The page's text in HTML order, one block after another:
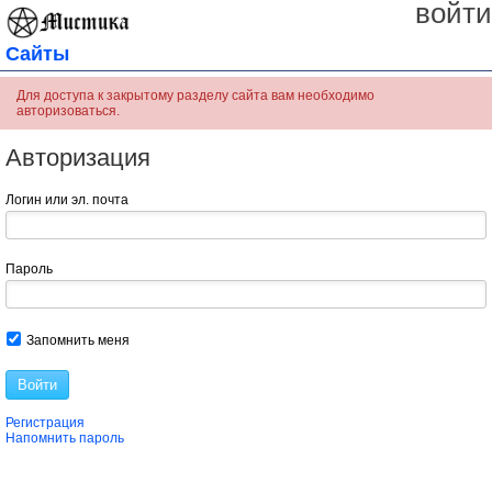
войти
Сайты
Для доступа к закрытому разделу сайта вам необходимо
авторизоваться.
Авторизация
Логин или эл. почта
Пароль
Запомнить меня
Войти
Регистрация
Напомнить пароль